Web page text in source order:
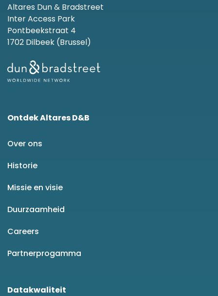
Altares Dun & Bradstreet
Inter Access Park
Pontbeekstraat 4
1702 Dilbeek (Brussel)
Ontdek Altares D&B
Over ons
Historie
Missie en visie
Duurzaamheid
Careers
Partnerprogamma
Datakwaliteit